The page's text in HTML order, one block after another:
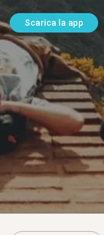
Scarica la app